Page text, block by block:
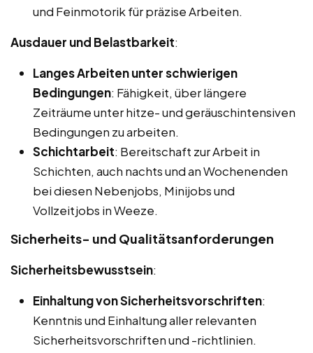
und Feinmotorik für präzise Arbeiten.
Ausdauer und Belastbarkeit:
Langes Arbeiten unter schwierigen
Bedingungen: Fähigkeit, über längere
Zeiträume unter hitze- und geräuschintensiven
Bedingungen zu arbeiten.
Schichtarbeit: Bereitschaft zur Arbeit in
Schichten, auch nachts und an Wochenenden
bei diesen Nebenjobs, Minijobs und
Vollzeitjobs in Weeze.
Sicherheits- und Qualitätsanforderungen
Sicherheitsbewusstsein:
Einhaltung von Sicherheitsvorschriften:
Kenntnis und Einhaltung aller relevanten
Sicherheitsvorschriften und -richtlinien.